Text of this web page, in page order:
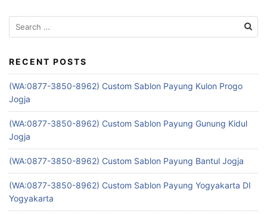
Search
for:
RECENT POSTS
(WA:0877-3850-8962) Custom Sablon Payung Kulon Progo
Jogja
(WA:0877-3850-8962) Custom Sablon Payung Gunung Kidul
Jogja
(WA:0877-3850-8962) Custom Sablon Payung Bantul Jogja
(WA:0877-3850-8962) Custom Sablon Payung Yogyakarta DI
Yogyakarta